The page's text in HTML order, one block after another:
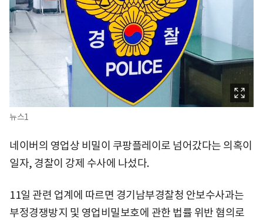
뉴스1
네이버의 영업상 비밀이 쿠팡플레이로 넘어갔다는 의혹이
일자, 경찰이 강제 수사에 나섰다.
11일 관련 업계에 따르면 경기남부경찰청 안보수사과는
부정경쟁방지 및 영업비밀보호에 관한 법률 위반 혐의로